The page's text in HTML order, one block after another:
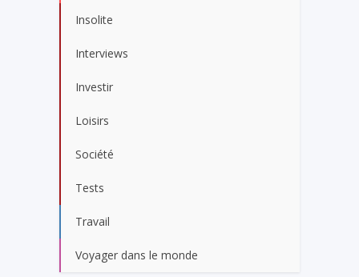
Insolite
Interviews
Investir
Loisirs
Société
Tests
Travail
Voyager dans le monde